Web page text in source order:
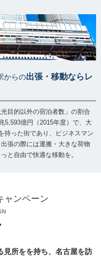
からの出張・移動ならレ
目的以外の宿泊者数」の割合
5,593億円（2015年度）で、大
持った街であり、ビジネスマン
張の際には運搬・大きな荷物
と自由で快適な移動を。
ャンペーン
見所をを持ち、名古屋を訪